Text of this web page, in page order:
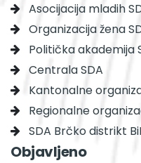
Asocijacija mladih
Organizacija žena
Politička akademija
Centrala SDA
Kantonalne
Regionalne
SDA Brčko distrikt
Objavljeno